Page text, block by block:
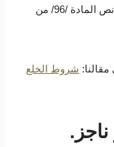
/96/ من
شروط الخلع